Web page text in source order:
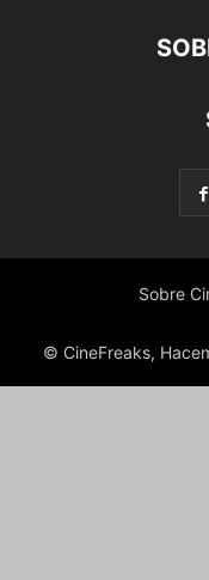
Sobre
© CineFreaks,